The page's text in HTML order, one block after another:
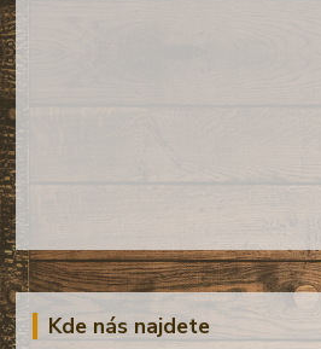
Kde nás najdete